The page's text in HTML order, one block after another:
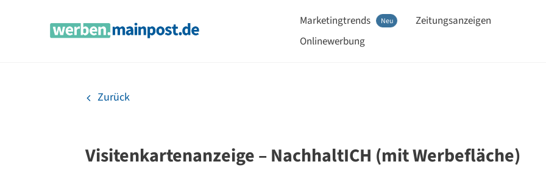
Marketingtrends Neu
Zeitungsanzeigen
Onlinewerbung
Zurück
Visitenkartenanzeige – NachhaltICH (mit Werbefläche)